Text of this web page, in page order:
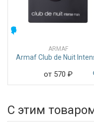
ARMAF
Armaf Club de Nuit
от 570 ₽
С этим